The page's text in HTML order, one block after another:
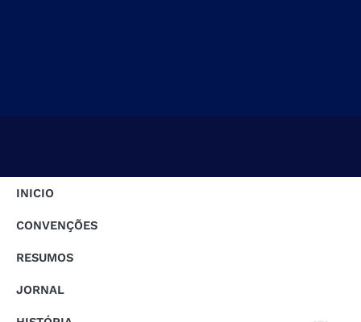
INICIO
CONVENÇÕES
RESUMOS
JORNAL